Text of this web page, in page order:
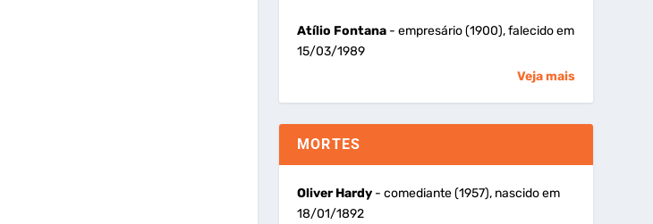
Atílio Fontana- empresário (1900), falecido em
15/03/1989
Veja mais
MORTES
Oliver Hardy- comediante (1957), nascido em
18/01/1892